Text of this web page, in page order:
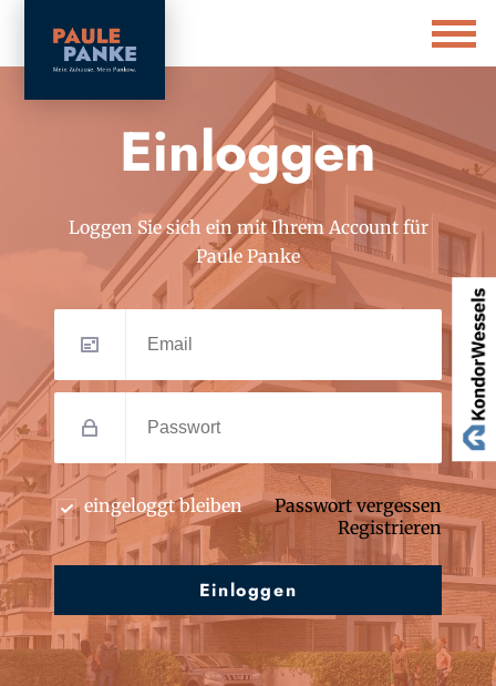
Einloggen
Loggen Sie sich ein mit Ihrem Account für
Paule Panke
eingeloggt bleiben
Passwort vergessen
Registrieren
Einloggen